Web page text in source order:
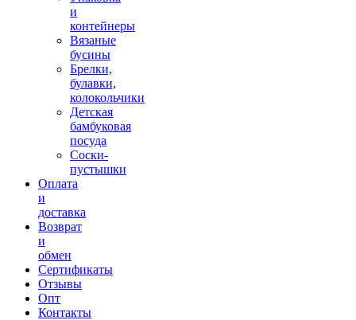
и
контейнеры
Вязаные
бусины
Брелки,
булавки,
колокольчики
Детская
бамбуковая
посуда
Соски-
пустышки
Оплата
и
доставка
Возврат
и
обмен
Сертификаты
Отзывы
Опт
Контакты